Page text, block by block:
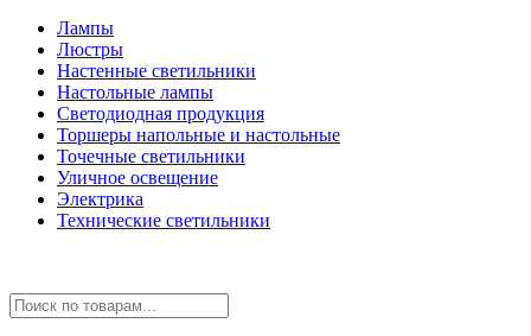
Лампы
Люстры
Настенные светильники
Настольные лампы
Светодиодная продукция
Торшеры напольные и настольные
Точечные светильники
Уличное освещение
Электрика
Технические светильники